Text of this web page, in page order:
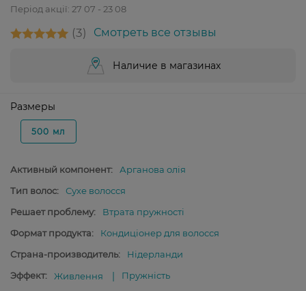
Період акції: 27 07 - 23 08
3 Смотреть все отзывы
Наличие в магазинах
Размеры
500 мл
Активный компонент:
Арганова олія
Тип волос:
Сухе волосся
Решает проблему:
Втрата пружності
Формат продукта:
Кондиціонер для волосся
Страна-производитель:
Нідерланди
Эффект:
Живлення Пружність